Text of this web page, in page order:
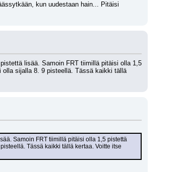
kun uudestaan hain... Pitäisi
lisää. Samoin FRT tiimillä pitäisi olla 1,5
olla sijalla 8. 9 pisteellä. Tässä kaikki tällä
Samoin FRT tiimillä pitäisi olla 1,5 pistettä
Tässä kaikki tällä kertaa. Voitte itse